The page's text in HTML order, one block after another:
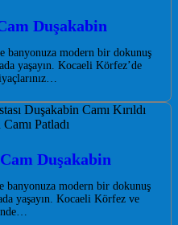
Duşakabin
banyonuza modern bir dokunuş
yaşayın. Kocaeli Körfez’de
Duşakabin
banyonuza modern bir dokunuş
yaşayın. Kocaeli Körfez ve